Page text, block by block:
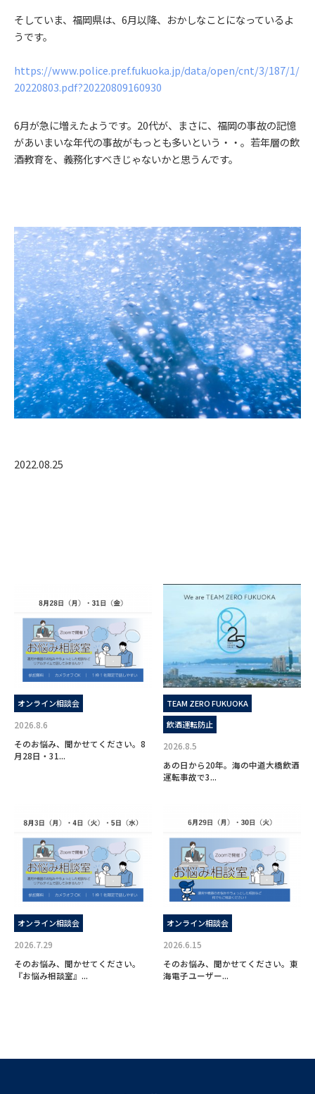
そしていま、福岡県は、6月以降、おかしなことになっているよ
うです。
https://www.police.pref.fukuoka.jp/data/open/cnt/3/187/1/
20220803.pdf?20220809160930
6月が急に増えたようです。20代が、まさに、福岡の事故の記憶
があいまいな年代の事故がもっとも多いという・・。若年層の飲
酒教育を、義務化すべきじゃないかと思うんです。
2022.08.25
オンライン相談会
2026.8.6
そのお悩み、聞かせてください。8
月28日・31...
TEAM ZERO FUKUOKA
飲酒運転防止
2026.8.5
あの日から20年。海の中道大橋飲酒
運転事故で3...
オンライン相談会
2026.7.29
そのお悩み、聞かせてください。
『お悩み相談室』...
オンライン相談会
2026.6.15
そのお悩み、聞かせてください。東
海電子ユーザー...